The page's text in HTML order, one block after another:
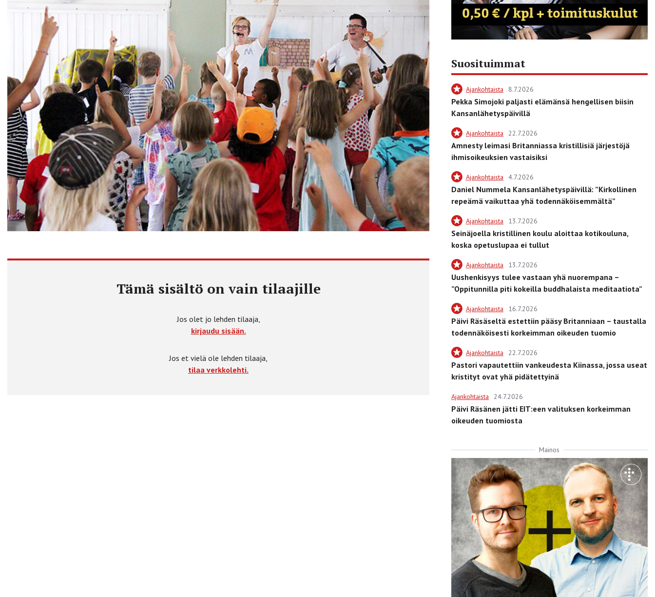
Tämä sisältö on vain tilaajille
Jos olet jo lehden tilaaja,
kirjaudu sisään.
Jos et vielä ole lehden tilaaja,
tilaa verkkolehti.
Suosituimmat
Ajankohtaista 8.7.2026
Pekka Simojoki paljasti elämänsä hengellisen biisin
Kansanlähetyspäivillä
Ajankohtaista 22.7.2026
Amnesty leimasi Britanniassa kristillisiä järjestöjä
ihmisoikeuksien vastaisiksi
Ajankohtaista 4.7.2026
Daniel Nummela Kansanlähetyspäivillä: ”Kirkollinen
repeämä vaikuttaa yhä todennäköisemmältä”
Ajankohtaista 13.7.2026
Seinäjoella kristillinen koulu aloittaa kotikouluna,
koska opetuslupaa ei tullut
Ajankohtaista 13.7.2026
Uushenkisyys tulee vastaan yhä nuorempana –
”Oppitunnilla piti kokeilla buddhalaista meditaatiota”
Ajankohtaista 16.7.2026
Päivi Räsäseltä estettiin pääsy Britanniaan – taustalla
todennäköisesti korkeimman oikeuden tuomio
Ajankohtaista 22.7.2026
Pastori vapautettiin vankeudesta Kiinassa, jossa useat
kristityt ovat yhä pidätettyinä
Ajankohtaista 24.7.2026
Päivi Räsänen jätti EIT:een valituksen korkeimman
oikeuden tuomiosta
Mainos